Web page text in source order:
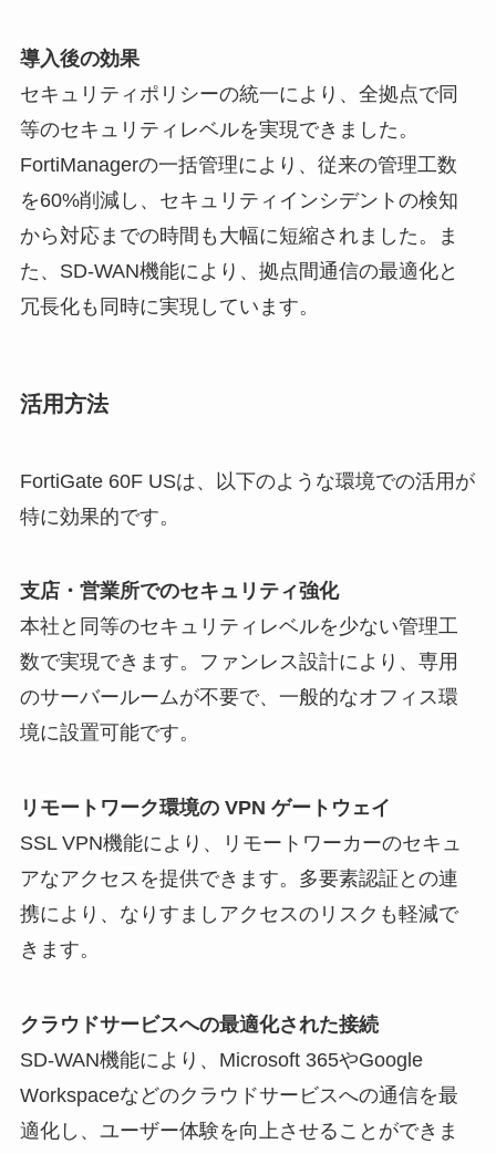
導入後の効果
セキュリティポリシーの統一により、全拠点で同
等のセキュリティレベルを実現できました。
FortiManagerの一括管理により、従来の管理工数
を60%削減し、セキュリティインシデントの検知
から対応までの時間も大幅に短縮されました。ま
た、SD-WAN機能により、拠点間通信の最適化と
冗長化も同時に実現しています。
活用方法
FortiGate 60F USは、以下のような環境での活用が
特に効果的です。
支店・営業所でのセキュリティ強化
本社と同等のセキュリティレベルを少ない管理工
数で実現できます。ファンレス設計により、専用
のサーバールームが不要で、一般的なオフィス環
境に設置可能です。
リモートワーク環境の VPN ゲートウェイ
SSL VPN機能により、リモートワーカーのセキュ
アなアクセスを提供できます。多要素認証との連
携により、なりすましアクセスのリスクも軽減で
きます。
クラウドサービスへの最適化された接続
SD-WAN機能により、Microsoft 365やGoogle
Workspaceなどのクラウドサービスへの通信を最
適化し、ユーザー体験を向上させることができま